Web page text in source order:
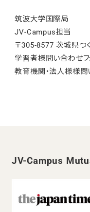
筑波大学国際局
JV-Campus担当
〒305-8577 茨城県つ
学習者様問い合わせフ
教育機関・法人様様問
JV-Campus